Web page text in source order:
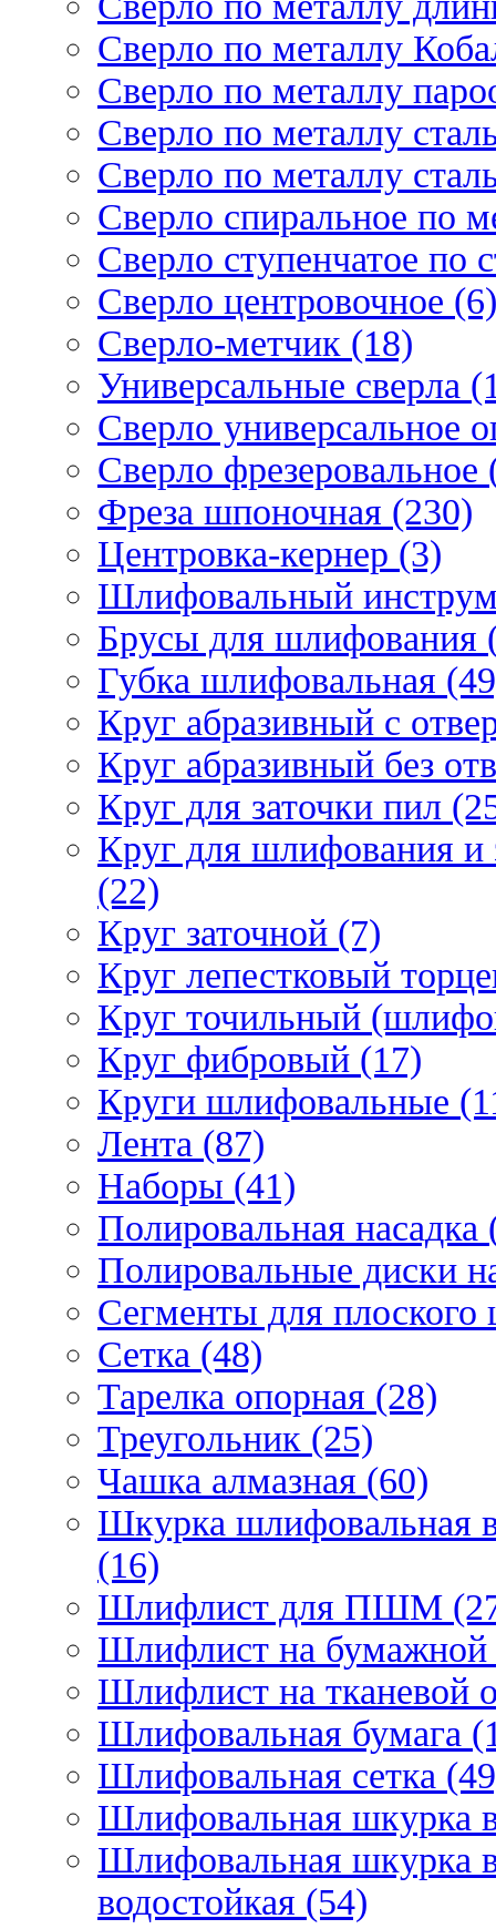
Сверло по металлу
Сверло по металлу
Сверло по металлу
Сверло по металлу
Сверло спиральное по
Сверло ступенчатое по
Сверло центровочное (6)
Сверло-метчик (18)
Универсальные сверла
Сверло универсальное
Сверло фрезеровальное
Фреза шпоночная (230)
Центровка-кернер (3)
Шлифовальный
Брусы для шлифования
Губка шлифовальная
Круг абразивный c
Круг абразивный без
Круг для заточки пил
Круг для шлифования и
(22)
Круг заточной (7)
Круг лепестковый
Круг точильный
Круг фибровый (17)
Круги шлифовальные
Лента (87)
Наборы (41)
Полировальная насадка
Полировальные диски
Сегменты для
Сетка (48)
Тарелка опорная (28)
Треугольник (25)
Чашка алмазная (60)
Шкурка шлифовальная
(16)
Шлифлист для ПШМ
Шлифлист на бумажной
Шлифлист на тканевой
Шлифовальная бумага
Шлифовальная сетка
Шлифовальная шкурка
Шлифовальная шкурка
водостойкая (54)